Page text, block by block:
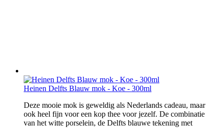
Heinen Delfts Blauw mok - Koe - 300ml
Deze mooie mok is geweldig als Nederlands cadeau, maar
ook heel fijn voor een kop thee voor jezelf. De combinatie
van het witte porselein, de Delfts blauwe tekening met